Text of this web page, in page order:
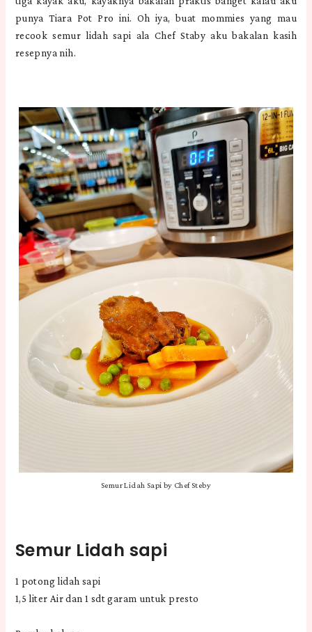
punya Tiara Pot Pro ini. Oh iya, buat mommies yang mau
recook semur lidah sapi ala Chef Staby aku bakalan kasih
resepnya nih.
Semur Lidah Sapi by Chef Steby
Semur Lidah sapi
1 potong lidah sapi
1,5 liter Air dan 1 sdt garam untuk presto